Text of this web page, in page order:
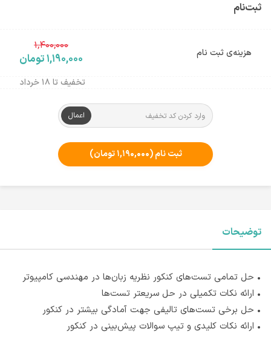
ثبت‌نام
هزینه‌ی ثبت نام
۱,۴۰۰,۰۰۰
۱,۱۹۰,۰۰۰ تومان
تخفیف تا ۱۸ خرداد
اعمال
ثبت نام(۱,۱۹۰,۰۰۰ تومان)
توضیحات
• حل تمامی تست‌های کنکور نظریه زبان‌ها در مهندسی کامپیوتر
• ارائه نکات تکمیلی در حل سریعتر تست‌ها
• حل برخی تست‌های تالیفی جهت آمادگی بیشتر در کنکور
• ارائه نکات کلیدی و تیپ سوالات پیش‌بینی در کنکور